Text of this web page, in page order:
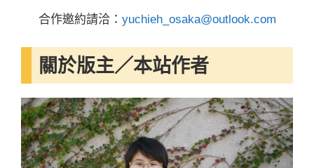
合作邀約請洽： yuchieh_osaka@outlook.com
關於版主／本站作者